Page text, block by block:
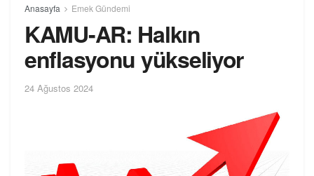
Anasayfa Emek Gündemi
KAMU-AR: Halkın
enflasyonu yükseliyor
24 Ağustos 2024